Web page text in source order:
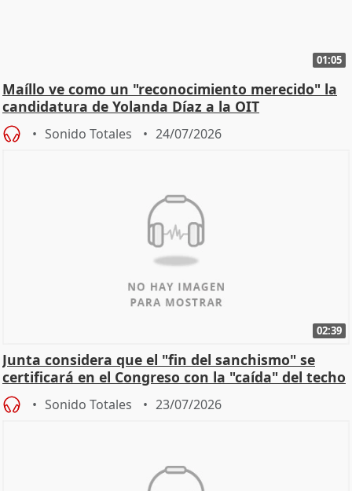
01:05
Maíllo ve como un "reconocimiento merecido" la
candidatura de Yolanda Díaz a la OIT
Sonido Totales 24/07/2026
02:39
Junta considera que el "fin del sanchismo" se
certificará en el Congreso con la "caída" del techo
de
Sonido Totales 23/07/2026